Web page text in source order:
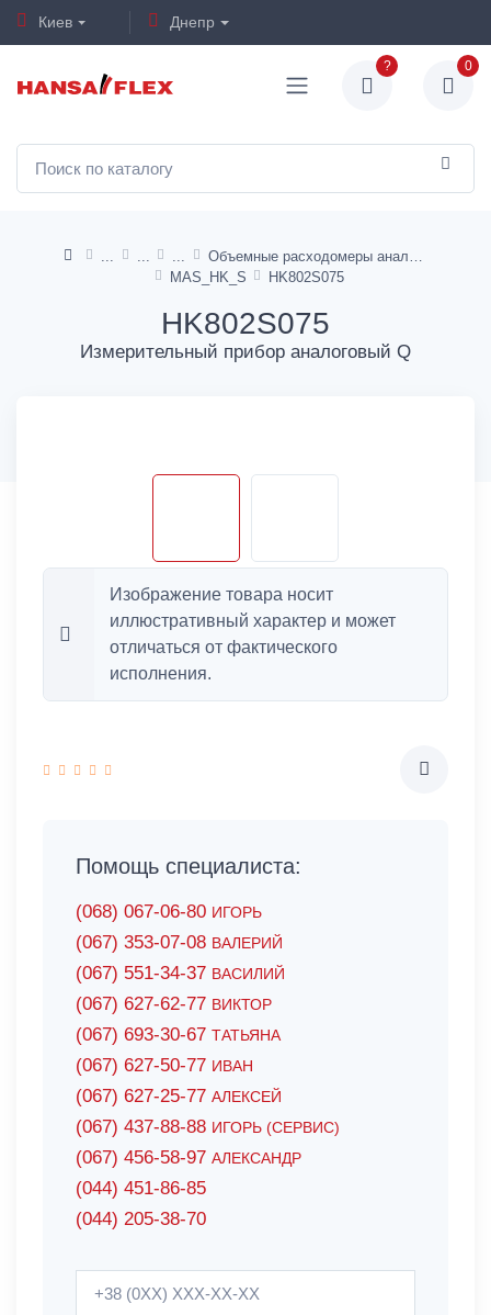
Киев Днепр
? 0
MAS_HK_S
HK802S075
HK802S075
Измерительный прибор аналоговый Q
Изображение товара носит
иллюстративный характер и может
отличаться от фактического
исполнения.
Помощь специалиста:
(068) 067-06-80 ИГОРЬ
(067) 353-07-08 ВАЛЕРИЙ
(067) 551-34-37 ВАСИЛИЙ
(067) 627-62-77 ВИКТОР
(067) 693-30-67 ТАТЬЯНА
(067) 627-50-77 ИВАН
(067) 627-25-77 АЛЕКСЕЙ
(067) 437-88-88 ИГОРЬ (СЕРВИС)
(067) 456-58-97 АЛЕКСАНДР
(044) 451-86-85
(044) 205-38-70